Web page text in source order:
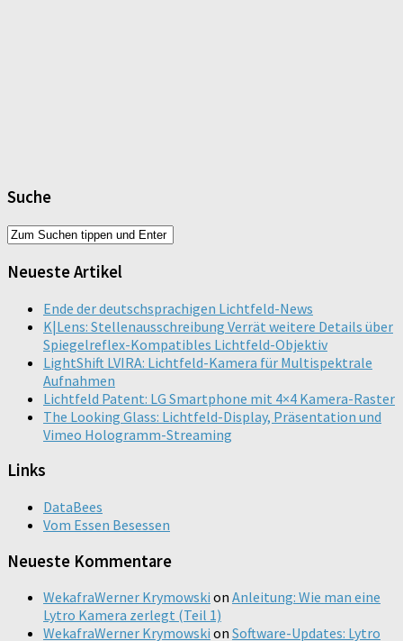
Suche
Neueste Artikel
Ende der deutschsprachigen Lichtfeld-News
K|Lens: Stellenausschreibung Verrät weitere Details über
Spiegelreflex-Kompatibles Lichtfeld-Objektiv
LightShift LVIRA: Lichtfeld-Kamera für Multispektrale
Aufnahmen
Lichtfeld Patent: LG Smartphone mit 4×4 Kamera-Raster
The Looking Glass: Lichtfeld-Display, Präsentation und
Vimeo Hologramm-Streaming
Links
DataBees
Vom Essen Besessen
Neueste Kommentare
WekafraWerner Krymowski on Anleitung: Wie man eine
Lytro Kamera zerlegt (Teil 1)
WekafraWerner Krymowski on Software-Updates: Lytro